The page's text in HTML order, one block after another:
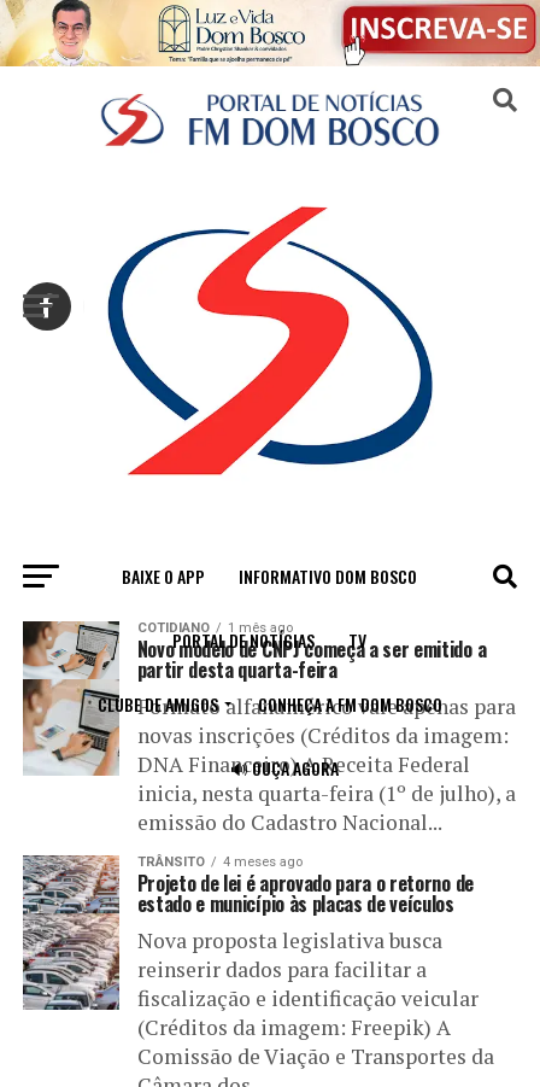
BAIXE O APP INFORMATIVO DOM BOSCO
PORTAL DE NOTÍCIAS TV
CLUBE DE AMIGOS CONHEÇA A FM DOM BOSCO
🔊 OUÇA AGORA
All posts tagged "modelo"
COTIDIANO 1 mês ago
Novo modelo de CNPJ começa a ser emitido a
partir desta quarta-feira
Formato alfanumérico vale apenas para
novas inscrições (Créditos da imagem:
DNA Financeiro) A Receita Federal
inicia, nesta quarta-feira (1º de julho), a
emissão do Cadastro Nacional...
TRÂNSITO 4 meses ago
Projeto de lei é aprovado para o retorno de
estado e município às placas de veículos
Nova proposta legislativa busca
reinserir dados para facilitar a
fiscalização e identificação veicular
(Créditos da imagem: Freepik) A
Comissão de Viação e Transportes da
Sair da versão mobile